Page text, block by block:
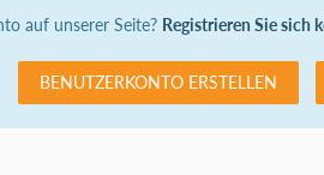
auf unserer Seite? Registrieren Sie sich
BENUTZERKONTO ERSTELLEN